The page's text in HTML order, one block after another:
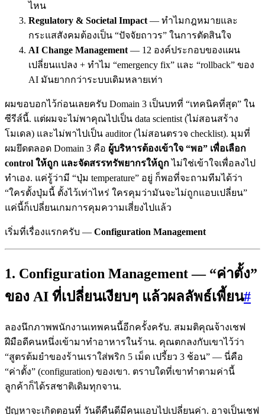
ไหน
Regulatory & Societal Impact — ทำไมกฎหมายและ
กระแสสังคมต้องเป็น “ปัจจัยถาวร” ในการตัดสินใจ
AI Change Management — 12 องค์ประกอบของแผน
เปลี่ยนแปลง + ทำไม “emergency fix” และ “rollback” ของ
AI มันยากกว่าระบบเดิมหลายเท่า
ผมขอบอกไว้ก่อนเลยครับ Domain 3 เป็นบทที่ “เทคนิคที่สุด” ใน
ซีรีส์นี้. แต่ผมจะไม่พาคุณไปเป็น data scientist (ไม่สอนสร้าง
โมเดล) และไม่พาไปเป็น auditor (ไม่สอนตรวจ checklist). มุมที่
ผมยึดตลอด Domain 3 คือ ผู้บริหารต้องเข้าใจ “พอ” เพื่อเลือก
control ให้ถูก และจัดสรรทรัพยากรให้ถูกไม่ใช่เข้าใจเพื่อลงไป
ทำเอง. แค่รู้ว่ามี “ปุ่ม temperature” อยู่ ก็พอที่จะถามทีมได้ว่า
“ใครตั้งปุ่มนี้ ตั้งไว้เท่าไหร่ ใครคุมว่ามันจะไม่ถูกแอบเปลี่ยน”
แค่นี้ก็เปลี่ยนเกมการคุมความเสี่ยงไปแล้ว
เริ่มที่เรื่องแรกครับ — Configuration Management
1. Configuration Management — “ค่าตั้ง”
ของ AI ที่เปลี่ยนเงียบๆ แล้วผลลัพธ์เพี้ยน#
ลองนึกภาพพนักงานเทพคนนี้อีกครั้งครับ. สมมติคุณจ้างเชฟ
ฝีมือดีคนหนึ่งเข้ามาทำอาหารในร้าน. คุณตกลงกับเขาไว้ว่า
“สูตรต้มยำของร้านเราใส่พริก 5 เม็ด เปรี้ยว 3 ช้อน” — นี่คือ
“ค่าตั้ง” (configuration) ของเขา. ตราบใดที่เขาทำตามค่านี้
ลูกค้าก็ได้รสชาติเดิมทุกจาน.
ปัญหาจะเกิดตอนที่ วันดีคืนดีมีคนแอบไปเปลี่ยนค่า. อาจเป็นเชฟ